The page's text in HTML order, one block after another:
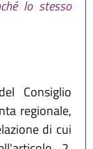
lo stesso
Consiglio
regionale,
di cui